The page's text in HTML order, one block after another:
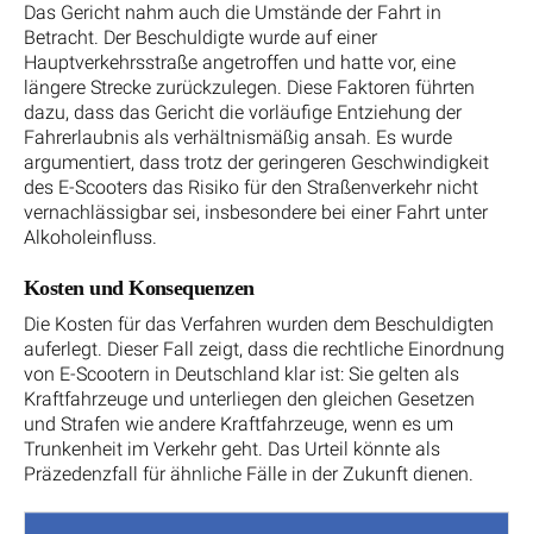
Das Gericht nahm auch die Umstände der Fahrt in
Betracht. Der Beschuldigte wurde auf einer
Hauptverkehrsstraße angetroffen und hatte vor, eine
längere Strecke zurückzulegen. Diese Faktoren führten
dazu, dass das Gericht die vorläufige Entziehung der
Fahrerlaubnis als verhältnismäßig ansah. Es wurde
argumentiert, dass trotz der geringeren Geschwindigkeit
des E-Scooters das Risiko für den Straßenverkehr nicht
vernachlässigbar sei, insbesondere bei einer Fahrt unter
Alkoholeinfluss.
Kosten und Konsequenzen
Die Kosten für das Verfahren wurden dem Beschuldigten
auferlegt. Dieser Fall zeigt, dass die rechtliche Einordnung
von E-Scootern in Deutschland klar ist: Sie gelten als
Kraftfahrzeuge und unterliegen den gleichen Gesetzen
und Strafen wie andere Kraftfahrzeuge, wenn es um
Trunkenheit im Verkehr geht. Das Urteil könnte als
Präzedenzfall für ähnliche Fälle in der Zukunft dienen.